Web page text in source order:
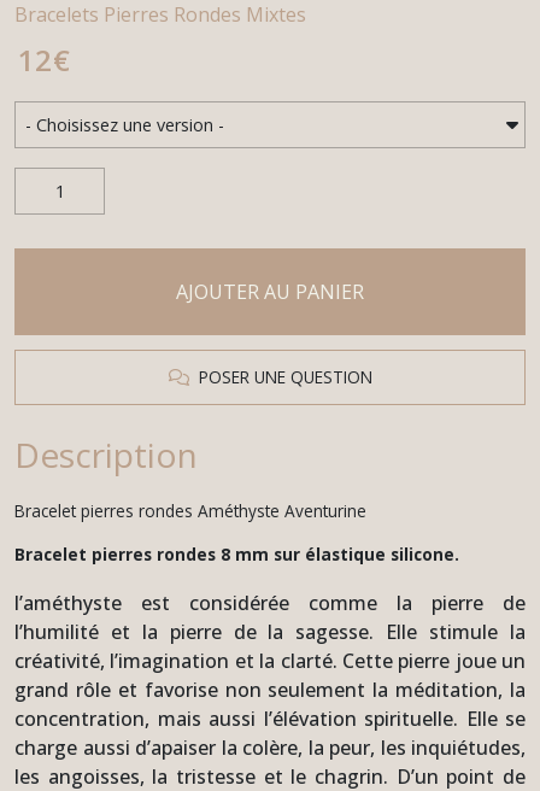
Bracelets Pierres Rondes Mixtes
12€
AJOUTER AU PANIER
POSER UNE QUESTION
Description
Bracelet pierres rondes Améthyste Aventurine
Bracelet pierres rondes 8 mm sur élastique silicone.
l’améthyste est considérée comme la pierre de
l’humilité et la pierre de la sagesse. Elle stimule la
créativité, l’imagination et la clarté. Cette pierre joue un
grand rôle et favorise non seulement la méditation, la
concentration, mais aussi l’élévation spirituelle. Elle se
charge aussi d’apaiser la colère, la peur, les inquiétudes,
les angoisses, la tristesse et le chagrin. D’un point de